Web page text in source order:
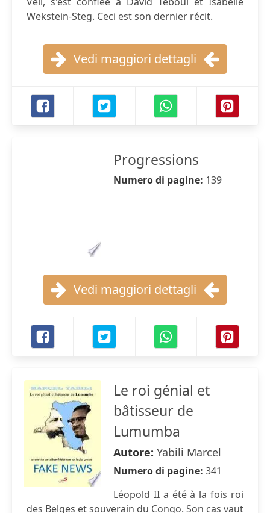
Wekstein-Steg. Ceci est son dernier récit.
Vedi maggiori dettagli
Progressions
Numero di pagine: 139
Vedi maggiori dettagli
Le roi génial et
bâtisseur de
Lumumba
Autore: Yabili Marcel
Numero di pagine: 341
Léopold II a été à la fois roi
des Belges et souverain du Congo. Son cas vaut